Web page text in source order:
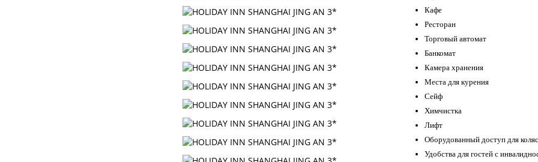
Кафе
Ресторан
Торговый автомат
Банкомат
Камера хранения
Места для курения
Сейф
Химчистка
Лифт
Оборудованный доступ для
Удобства для гостей с